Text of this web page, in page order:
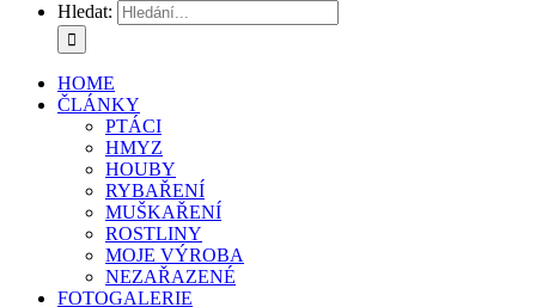
Hledat:
HOME
ČLÁNKY
PTÁCI
HMYZ
HOUBY
RYBAŘENÍ
MUŠKAŘENÍ
ROSTLINY
MOJE VÝROBA
NEZAŘAZENÉ
FOTOGALERIE